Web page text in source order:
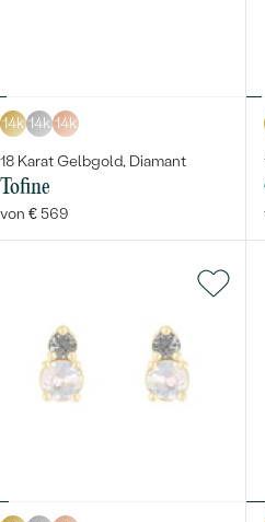
14k 14k 14k
18 Karat Gelbgold, Diamant
Tofine
von € 569